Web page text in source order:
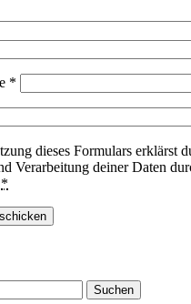
*
dieses Formulars erklärst
Verarbeitung deiner Daten
*